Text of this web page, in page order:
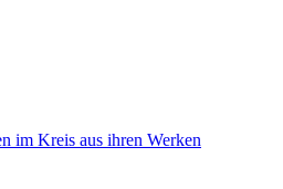
im Kreis aus ihren Werken